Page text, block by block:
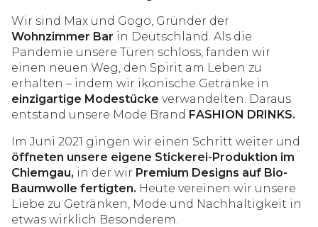
Wir sind Max und Gogo, Gründer der
Wohnzimmer Bar in Deutschland. Als die
Pandemie unsere Türen schloss, fanden wir
einen neuen Weg, den Spirit am Leben zu
erhalten – indem wir ikonische Getränke in
einzigartige Modestücke verwandelten. Daraus
entstand unsere Mode Brand FASHION DRINKS.
Im Juni 2021 gingen wir einen Schritt weiter und
öffneten unsere eigene Stickerei-Produktion im
Chiemgau, in der wir Premium Designs auf Bio-
Baumwolle fertigten. Heute vereinen wir unsere
Liebe zu Getränken, Mode und Nachhaltigkeit in
etwas wirklich Besonderem.